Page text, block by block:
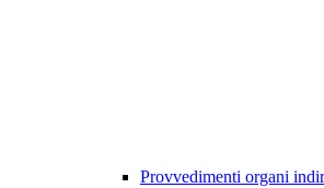
Provvedimenti organi